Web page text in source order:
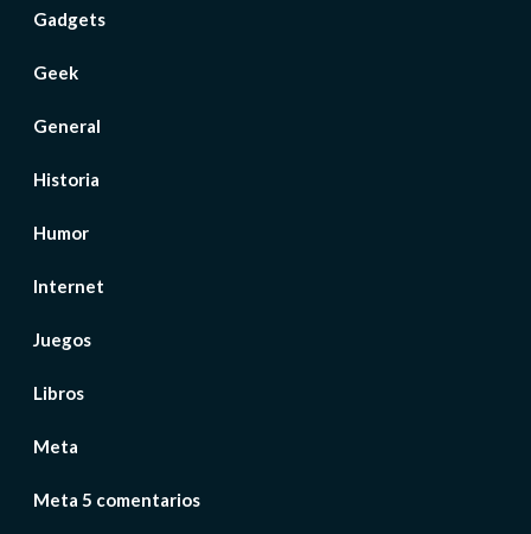
Gadgets
Geek
General
Historia
Humor
Internet
Juegos
Libros
Meta
Meta 5 comentarios